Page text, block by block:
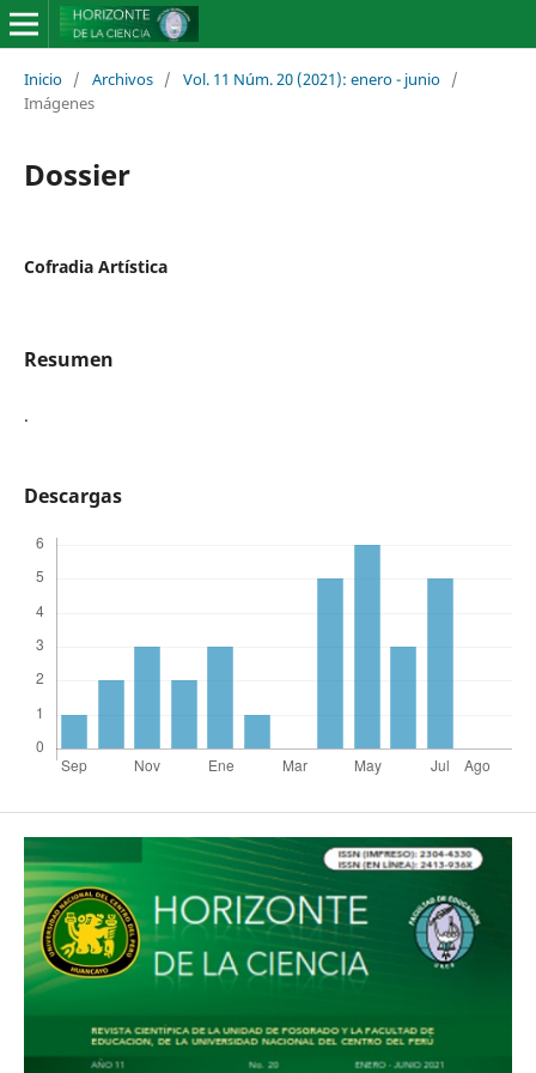
Inicio / Archivos / Vol. 11 Núm. 20 (2021): enero - junio /
Imágenes
Dossier
Cofradia Artística
Resumen
.
Descargas